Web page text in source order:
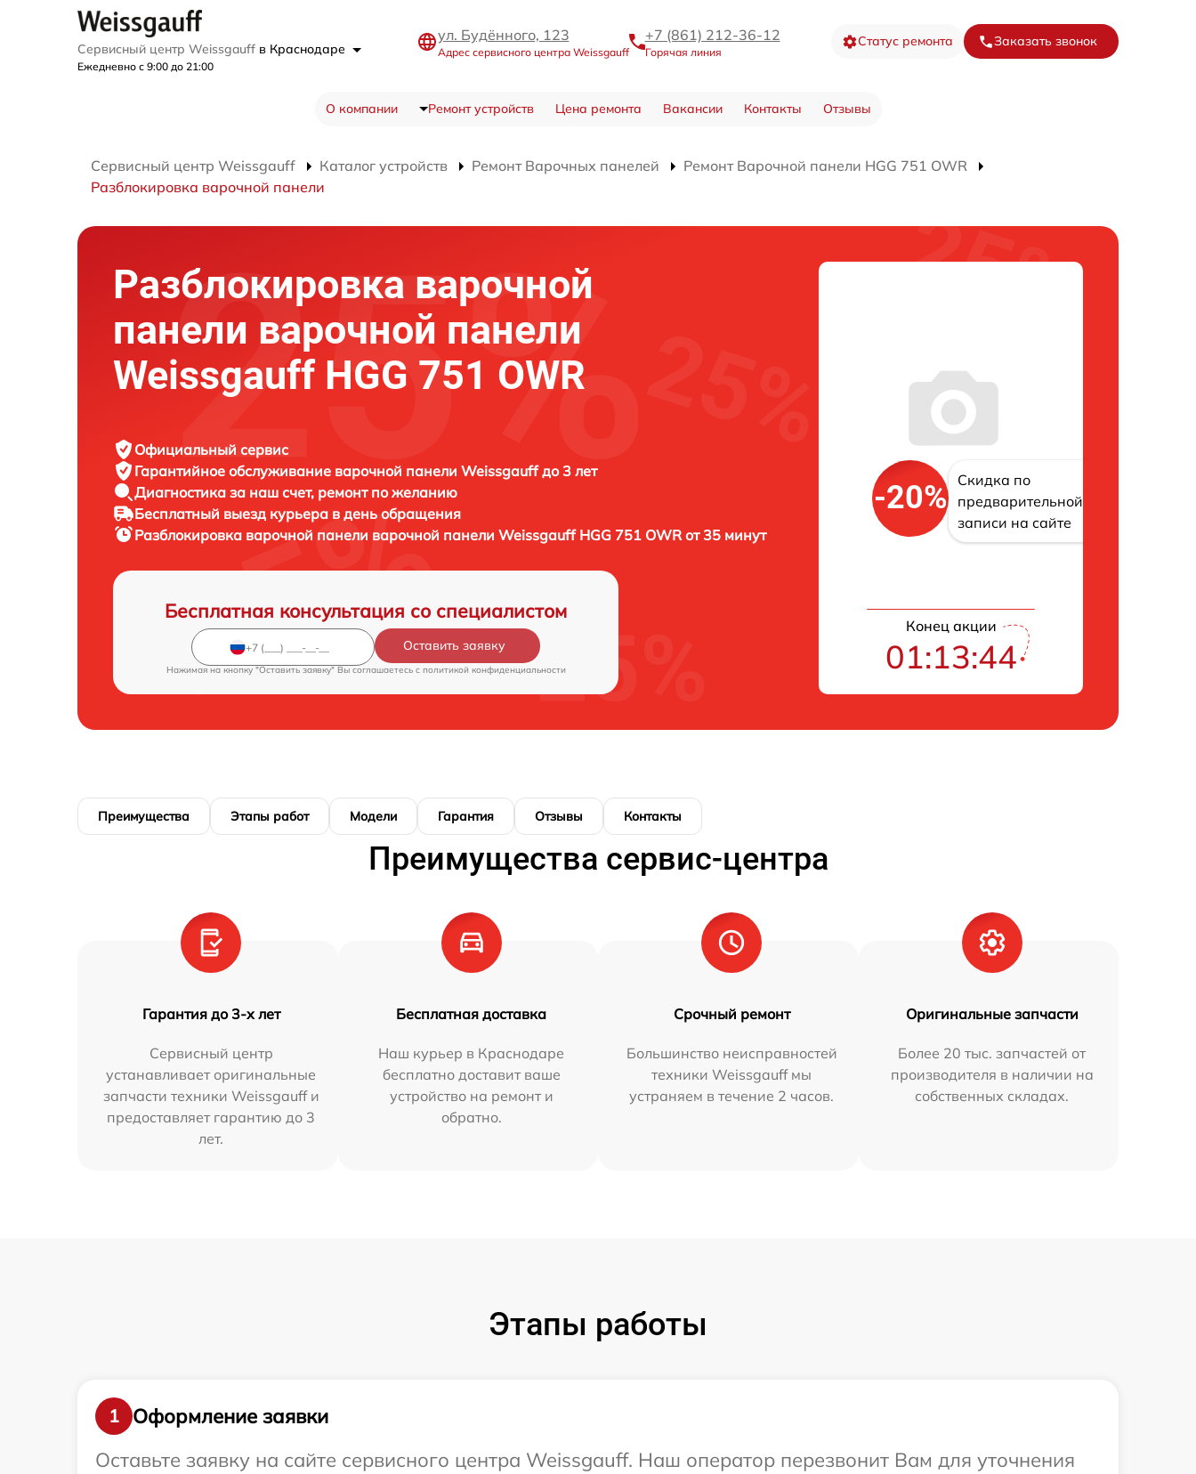
Сервисный центр Weissgauff в Краснодаре
Ежедневно с 9:00 до 21:00
ул. Будённого, 123
Адрес сервисного центра Weissgauff
+7 (861) 212-36-12
Горячая линия
Статус ремонта Заказать звонок
О компании Ремонт устройств Цена ремонта Вакансии Контакты Отзывы
Сервисный центр Weissgauff Каталог устройств Ремонт Варочных панелей
Ремонт Варочной панели HGG 751 OWR
Разблокировка варочной панели
Разблокировка варочной
панели варочной панели
Weissgauff HGG 751 OWR
Официальный сервис
Гарантийное обслуживание варочной панели Weissgauff до 3 лет
Диагностика за наш счет, ремонт по желанию
Бесплатный выезд курьера в день обращения
Разблокировка варочной панели варочной панели Weissgauff HGG 751 OWR от 35 минут
Бесплатная консультация со специалистом
Оставить заявку
Нажимая на кнопку "Оставить заявку" Вы соглашаетесь c политикой конфиденциальности
-20%
Скидка по
предварительной
записи на сайте
Конец акции
01:13:43
Преимущества Этапы работ Модели Гарантия Отзывы Контакты
Преимущества сервис-центра
Гарантия до 3-х лет
Сервисный центр
устанавливает оригинальные
запчасти техники Weissgauff и
предоставляет гарантию до 3
лет.
Бесплатная доставка
Наш курьер в Краснодаре
бесплатно доставит ваше
устройство на ремонт и
обратно.
Срочный ремонт
Большинство неисправностей
техники Weissgauff мы
устраняем в течение 2 часов.
Оригинальные запчасти
Более 20 тыс. запчастей от
производителя в наличии на
собственных складах.
Этапы работы
1
Оформление заявки
Оставьте заявку на сайте сервисного центра Weissgauff. Наш оператор перезвонит Вам для уточнения